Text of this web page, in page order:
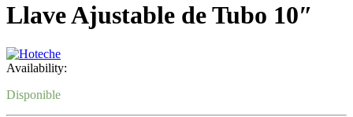
Llave Ajustable de Tubo 10″
Availability:
Disponible